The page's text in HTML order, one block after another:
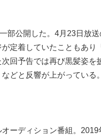
部公開した。4月23日放
定着していたこともあり
回予告では再び黒髪姿を
どと反響が上がっている。
ーディション番組。